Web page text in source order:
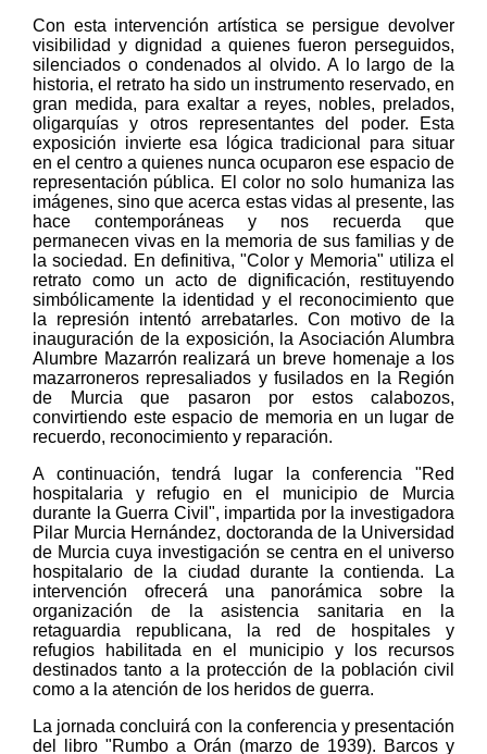
Con esta intervención artística se persigue devolver
visibilidad y dignidad a quienes fueron perseguidos,
silenciados o condenados al olvido. A lo largo de la
historia, el retrato ha sido un instrumento reservado, en
gran medida, para exaltar a reyes, nobles, prelados,
oligarquías y otros representantes del poder. Esta
exposición invierte esa lógica tradicional para situar
en el centro a quienes nunca ocuparon ese espacio de
representación pública. El color no solo humaniza las
imágenes, sino que acerca estas vidas al presente, las
hace contemporáneas y nos recuerda que
permanecen vivas en la memoria de sus familias y de
la sociedad. En definitiva, "Color y Memoria" utiliza el
retrato como un acto de dignificación, restituyendo
simbólicamente la identidad y el reconocimiento que
la represión intentó arrebatarles. Con motivo de la
inauguración de la exposición, la Asociación Alumbra
Alumbre Mazarrón realizará un breve homenaje a los
mazarroneros represaliados y fusilados en la Región
de Murcia que pasaron por estos calabozos,
convirtiendo este espacio de memoria en un lugar de
recuerdo, reconocimiento y reparación.
A continuación, tendrá lugar la conferencia "Red
hospitalaria y refugio en el municipio de Murcia
durante la Guerra Civil", impartida por la investigadora
Pilar Murcia Hernández, doctoranda de la Universidad
de Murcia cuya investigación se centra en el universo
hospitalario de la ciudad durante la contienda. La
intervención ofrecerá una panorámica sobre la
organización de la asistencia sanitaria en la
retaguardia republicana, la red de hospitales y
refugios habilitada en el municipio y los recursos
destinados tanto a la protección de la población civil
como a la atención de los heridos de guerra.
La jornada concluirá con la conferencia y presentación
del libro "Rumbo a Orán (marzo de 1939). Barcos y